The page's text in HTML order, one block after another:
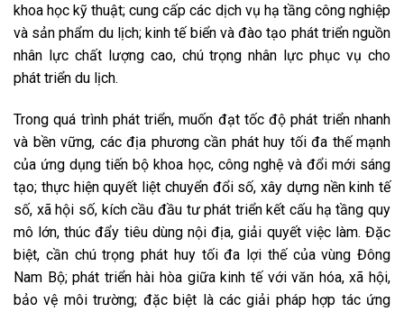
khoa học kỹ thuật; cung cấp các dịch vụ hạ tầng công nghiệp
và sản phẩm du lịch; kinh tế biển và đào tạo phát triển nguồn
nhân lực chất lượng cao, chú trọng nhân lực phục vụ cho
phát triển du lịch.
Trong quá trình phát triển, muốn đạt tốc độ phát triển nhanh
và bền vững, các địa phương cần phát huy tối đa thế mạnh
của ứng dụng tiến bộ khoa học, công nghệ và đổi mới sáng
tạo; thực hiện quyết liệt chuyển đổi số, xây dựng nền kinh tế
số, xã hội số, kích cầu đầu tư phát triển kết cấu hạ tầng quy
mô lớn, thúc đẩy tiêu dùng nội địa, giải quyết việc làm. Đặc
biệt, cần chú trọng phát huy tối đa lợi thế của vùng Đông
Nam Bộ; phát triển hài hòa giữa kinh tế với văn hóa, xã hội,
bảo vệ môi trường; đặc biệt là các giải pháp hợp tác ứng